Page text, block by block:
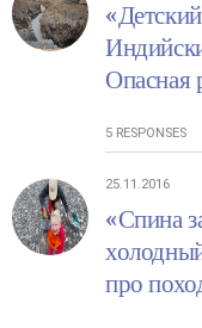
Опасная
5 RESPONSES
25.11.2016
«Спина
про